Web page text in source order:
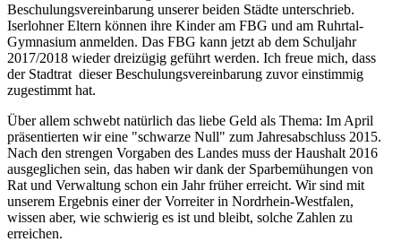
Beschulungsvereinbarung unserer beiden Städte unterschrieb.
Iserlohner Eltern können ihre Kinder am FBG und am Ruhrtal-
Gymnasium anmelden. Das FBG kann jetzt ab dem Schuljahr
2017/2018 wieder dreizügig geführt werden. Ich freue mich, dass
der Stadtrat dieser Beschulungsvereinbarung zuvor einstimmig
zugestimmt hat.
Über allem schwebt natürlich das liebe Geld als Thema: Im April
präsentierten wir eine "schwarze Null" zum Jahresabschluss 2015.
Nach den strengen Vorgaben des Landes muss der Haushalt 2016
ausgeglichen sein, das haben wir dank der Sparbemühungen von
Rat und Verwaltung schon ein Jahr früher erreicht. Wir sind mit
unserem Ergebnis einer der Vorreiter in Nordrhein-Westfalen,
wissen aber, wie schwierig es ist und bleibt, solche Zahlen zu
erreichen.